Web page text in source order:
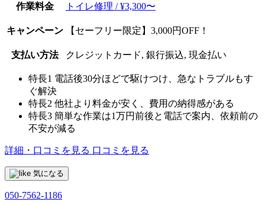
作業料金 トイレ修理 / ¥3,300〜
キャンペーン 【セーフリー限定】3,000円OFF！
支払い方法 クレジットカード, 銀行振込, 現金払い
特長1 電話後30分ほどで駆けつけ、急なトラブルもす
ぐ解決
特長2 他社より料金が安く、費用の納得感がある
特長3 簡単な作業は1万円前後と電話で案内、依頼前の
不安が減る
詳細・口コミを見る 口コミを見る
気になる
050-7562-1186